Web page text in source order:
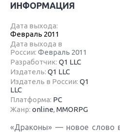
ИНФОРМАЦИЯ
Дата выхода:
Февраль 2011
Дата выхода в
России:Февраль 2011
Разработчик:Q1 LLC
Издатель:Q1 LLC
Издатель в России:Q1
LLC
Платформа: PC
Жанр:online,MMORPG
«Драконы» — новое слово